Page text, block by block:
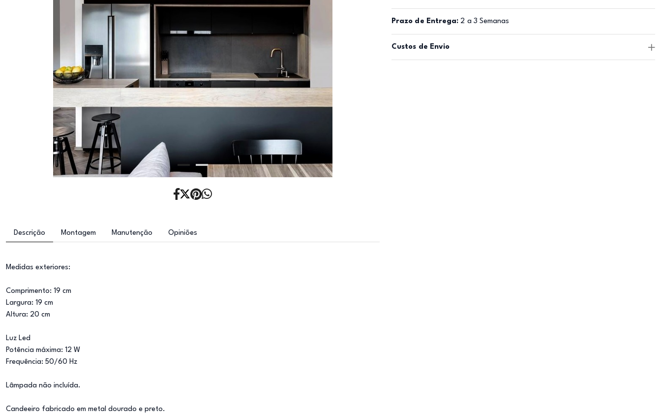
Prazo de Entrega: 2 a 3 Semanas
Custos de Envio
Descrição Montagem Manutenção Opiniões
Medidas exteriores:
Comprimento: 19 cm
Largura: 19 cm
Altura: 20 cm
Luz Led
Potência máxima: 12 W
Frequência: 50/60 Hz
Lâmpada não incluída.
Candeeiro fabricado em metal dourado e preto.